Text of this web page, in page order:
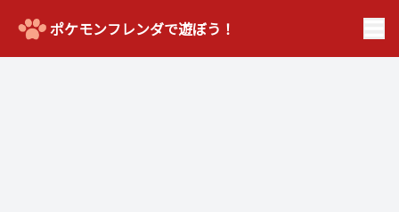
ポケモンフレンダで遊ぼう！